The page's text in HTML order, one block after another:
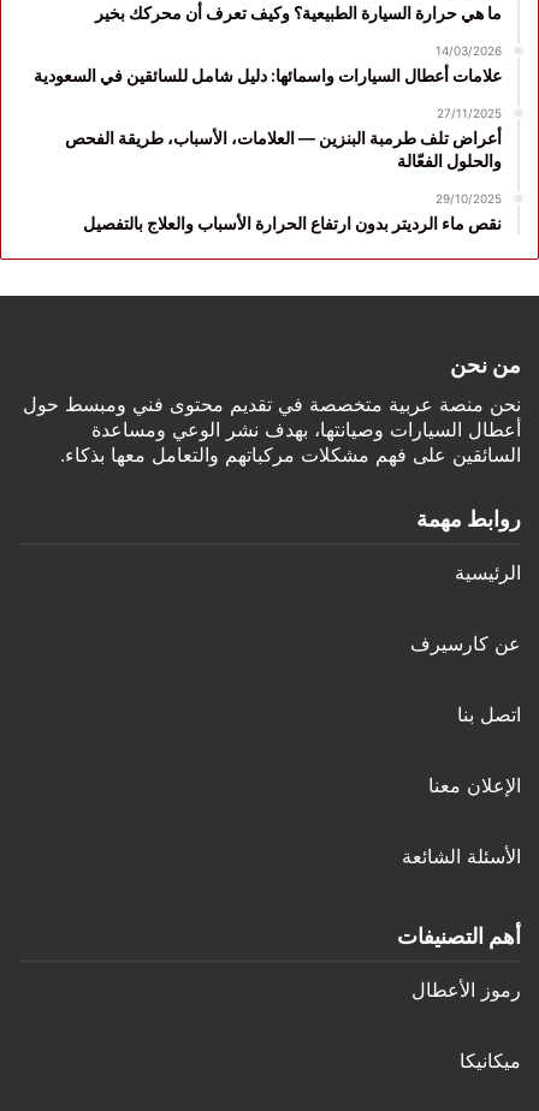
ما هي حرارة السيارة الطبيعية؟ وكيف تعرف أن محركك بخير
14/03/2026
علامات أعطال السيارات واسمائها: دليل شامل للسائقين في السعودية
27/11/2025
أعراض تلف طرمبة البنزين — العلامات، الأسباب، طريقة الفحص
والحلول الفعّالة
29/10/2025
نقص ماء الرديتر بدون ارتفاع الحرارة الأسباب والعلاج بالتفصيل
من نحن
نحن منصة عربية متخصصة في تقديم محتوى فني ومبسط حول
أعطال السيارات وصيانتها، بهدف نشر الوعي ومساعدة
السائقين على فهم مشكلات مركباتهم والتعامل معها بذكاء.
روابط مهمة
الرئيسية
عن كارسيرف
اتصل بنا
الإعلان معنا
الأسئلة الشائعة
أهم التصنيفات
رموز الأعطال
ميكانيكا